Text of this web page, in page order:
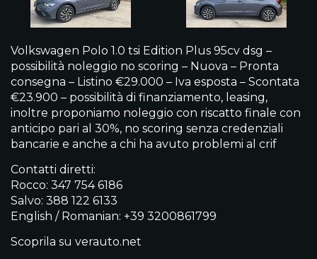
Volkswagen Polo 1.0 tsi Edition Plus 95cv dsg –
possibilità noleggio no scoring – Nuova – Pronta
consegna – Listino €29.000 – Iva esposta – Scontata
€23.900 – possibilità di finanziamento, leasing,
inoltre proponiamo noleggio con riscatto finale con
anticipo pari al 30%, no scoring senza credenziali
bancarie e anche a chi ha avuto problemi al crif
Contatti diretti:
Rocco: 347 754 6186
Salvo: 388 122 6133
English / Romanian: +39 3200861799
Scoprila su verauto.net